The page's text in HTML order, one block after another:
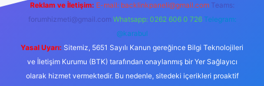
Reklam ve İletişim: E-mail: backlinkpaneli@gmail.com Teams:
forumhizmeti@gmail.com Whatsapp: 0262 606 0 726 Telegram:
@karabul
Yasal Uyarı: Sitemiz, 5651 Sayılı Kanun gereğince Bilgi Teknolojileri
ve İletişim Kurumu (BTK) tarafından onaylanmış bir Yer Sağlayıcı
olarak hizmet vermektedir. Bu nedenle, sitedeki içerikleri proaktif